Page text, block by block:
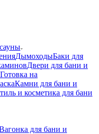
ДымоходыБаки для
Двери для бани и
Готовка на
Камни для бани и
и косметика для бани
для бани и